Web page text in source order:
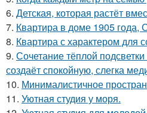
6. Детская, которая растёт
7. Квартира в доме 1905 года,
8. Квартира с характером для
9. Сочетание тёплой
создаёт спокойную, слегка
10. Минималистичное
11. Уютная студия у моря.